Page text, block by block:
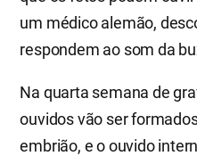
um médico alemão,
respondem ao som da
Na quarta semana de
ouvidos vão ser
embrião, e o ouvido